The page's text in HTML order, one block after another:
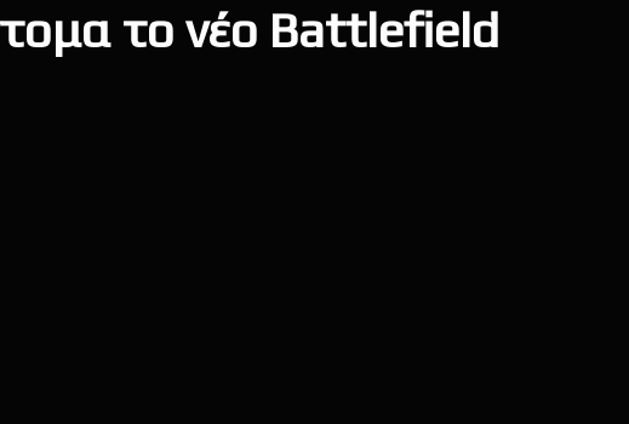
το νέο Battlefield